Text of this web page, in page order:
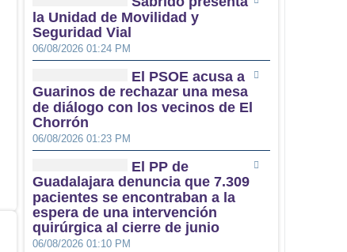
la Unidad de Movilidad y
Seguridad Vial
06/08/2026 01:24 PM
El PSOE acusa a
Guarinos de rechazar una mesa
de diálogo con los vecinos de El
Chorrón
06/08/2026 01:23 PM
El PP de
Guadalajara denuncia que 7.309
pacientes se encontraban a la
espera de una intervención
quirúrgica al cierre de junio
06/08/2026 01:10 PM